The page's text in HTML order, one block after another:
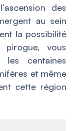
des
au sein
la possibilité
vous
les centaines
et même
cette région